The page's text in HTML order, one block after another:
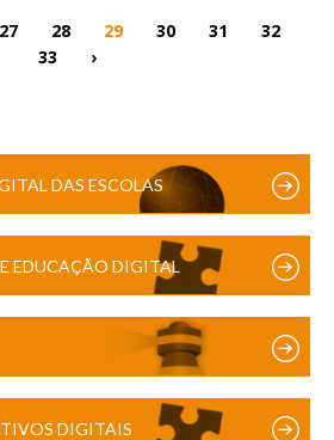
27 28 29 30 31
32
33
›
DAS ESCOLAS
EDUCAÇÃO DIGITAL
DIGITAIS